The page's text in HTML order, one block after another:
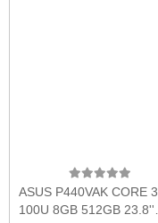
ASUS P440VAK CORE 3
100U 8GB 512GB 23.8''